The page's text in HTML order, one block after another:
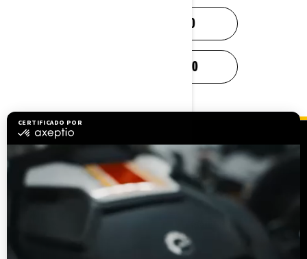
SICHERHEITSVIDEO
TURVALLISUUSVIDEO
RECURSOS
Precisa de ajuda?
Carreiras
Junte-se à rede de
revendedores da BRP